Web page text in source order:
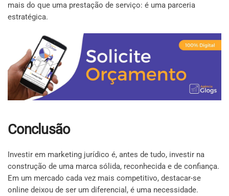
mais do que uma prestação de serviço: é uma parceria
estratégica.
Conclusão
Investir em marketing jurídico é, antes de tudo, investir na
construção de uma marca sólida, reconhecida e de confiança.
Em um mercado cada vez mais competitivo, destacar-se
online deixou de ser um diferencial, é uma necessidade.